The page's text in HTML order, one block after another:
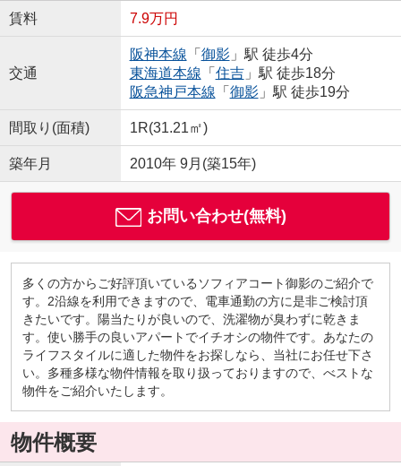
賃料 7.9万円
交通
阪神本線 「 御影」駅 徒歩4分
東海道本線 「 住吉」駅 徒歩18分
阪急神戸本線 「 御影」駅 徒歩19分
間取り(面積) 1R(31.21㎡)
築年月 2010年 9月(築15年)
お問い合わせ(無料)
多くの方からご好評頂いているソフィアコート御影のご紹介で
す。2沿線を利用できますので、電車通勤の方に是非ご検討頂
きたいです。陽当たりが良いので、洗濯物が臭わずに乾きま
す。使い勝手の良いアパートでイチオシの物件です。あなたの
ライフスタイルに適した物件をお探しなら、当社にお任せ下さ
い。多種多様な物件情報を取り扱っておりますので、べストな
物件をご紹介いたします。
物件概要